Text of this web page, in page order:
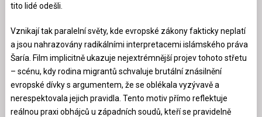
tito lidé odešli.
Vznikají tak paralelní světy, kde evropské zákony fakticky neplatí
a jsou nahrazovány radikálními interpretacemi islámského práva
Šaría. Film implicitně ukazuje nejextrémnější projev tohoto střetu
– scénu, kdy rodina migrantů schvaluje brutální znásilnění
evropské dívky s argumentem, že se oblékala vyzývavě a
nerespektovala jejich pravidla. Tento motiv přímo reflektuje
reálnou praxi obhájců u západních soudů, kteří se pravidelně